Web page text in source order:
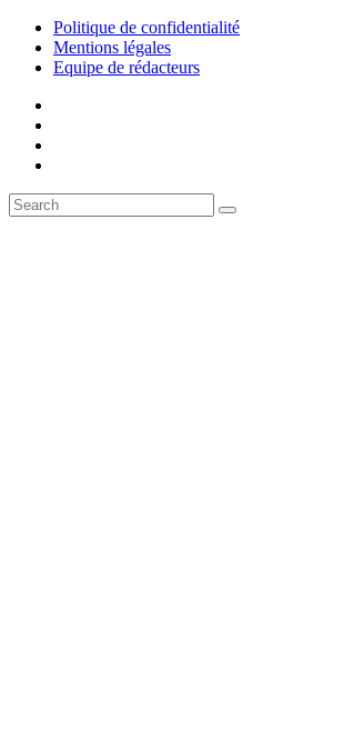
Politique de confidentialité
Mentions légales
Equipe de rédacteurs